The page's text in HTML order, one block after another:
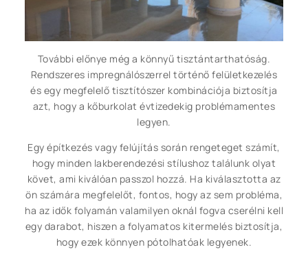
További előnye még a könnyű tisztántarthatóság.
Rendszeres impregnálószerrel történő felületkezelés
és egy megfelelő tisztítószer kombinációja biztosítja
azt, hogy a kőburkolat évtizedekig problémamentes
legyen.
Egy építkezés vagy felújítás során rengeteget számít,
hogy minden lakberendezési stílushoz találunk olyat
követ, ami kiválóan passzol hozzá. Ha kiválasztotta az
ön számára megfelelőt, fontos, hogy az sem probléma,
ha az idők folyamán valamilyen oknál fogva cserélni kell
egy darabot, hiszen a folyamatos kitermelés biztosítja,
hogy ezek könnyen pótolhatóak legyenek.